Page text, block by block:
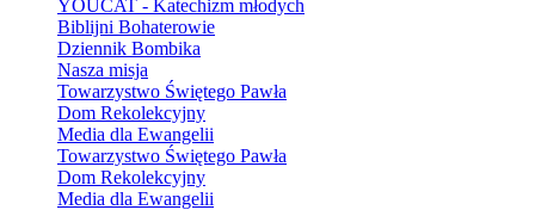
YOUCAT - Katechizm młodych
Biblijni Bohaterowie
Dziennik Bombika
Nasza misja
Towarzystwo Świętego Pawła
Dom Rekolekcyjny
Media dla Ewangelii
Towarzystwo Świętego Pawła
Dom Rekolekcyjny
Media dla Ewangelii